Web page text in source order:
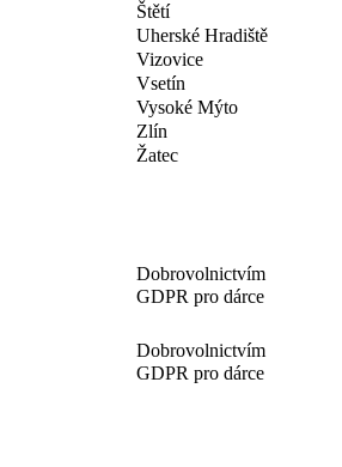
Štětí
Uherské Hradiště
Vizovice
Vsetín
Vysoké Mýto
Zlín
Žatec
Dobrovolnictvím
GDPR pro dárce
Dobrovolnictvím
GDPR pro dárce